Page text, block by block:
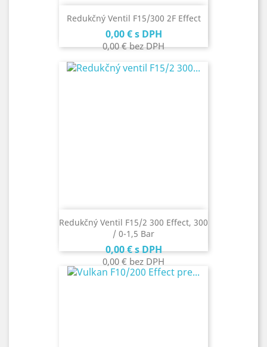
Redukčný Ventil F15/300 2F Effect
Cena
0,00 €s DPH
0,00 €bez DPH
Redukčný Ventil F15/2 300 Effect, 300
/ 0-1,5 Bar
Cena
0,00 €s DPH
0,00 € bez DPH